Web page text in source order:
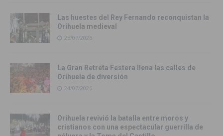
Las huestes del Rey Fernando reconquistan la
Orihuela medieval
25/07/2026
La Gran Retreta Festera llena las calles de
Orihuela de diversión
24/07/2026
Orihuela revivió la batalla entre moros y
cristianos con una espectacular guerrilla de